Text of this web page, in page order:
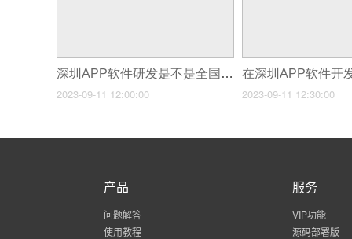
深圳APP软件研发是不是全国领先？
2023-09-11 12:00:00 2023-09-11 12:30:00
产品
问题解答
使用教程
服务
VIP功能
源码部署版